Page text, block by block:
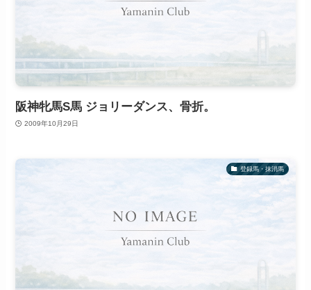
阪神牝馬S馬 ジョリーダンス、骨折。
2009年10月29日
登録馬・抹消馬